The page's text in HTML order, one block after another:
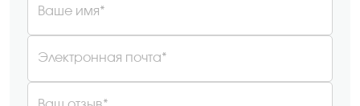
Ваше имя*
Электронная почта*